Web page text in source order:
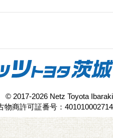
© 2017-2026 Netz Toyota Ibaraki
物商許可証番号：401010002714